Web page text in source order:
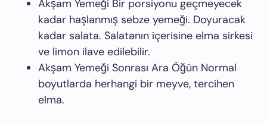
Akşam Yemeği Bir porsiyonu geçmeyecek
kadar haşlanmış sebze yemeği. Doyuracak
kadar salata. Salatanın içerisine elma sirkesi
ve limon ilave edilebilir.
Akşam Yemeği Sonrası Ara Öğün Normal
boyutlarda herhangi bir meyve, tercihen
elma.